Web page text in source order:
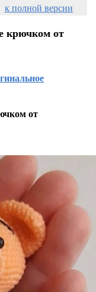
к полной версии
крючком от
от